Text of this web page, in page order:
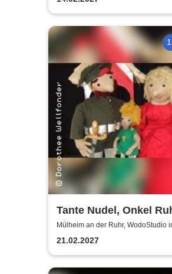
Tante Nudel, Onkel
Herr Schlau | WodoStudio im
Ringlokschuppen Ruhr
Mülheim an der Ruhr, WodoStudio
Ringlokschuppen Ruhr
21.02.2027